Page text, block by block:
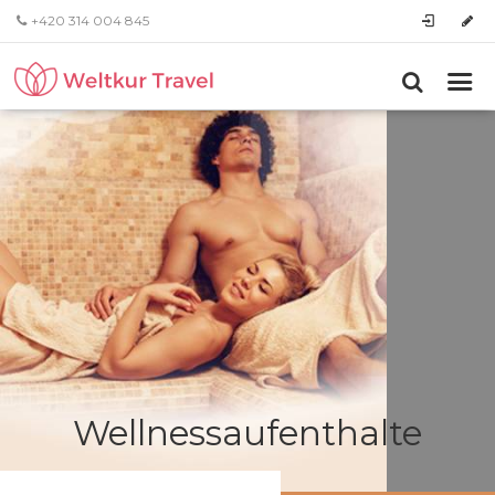
+420 314 004 845
Wellnessaufenthalte